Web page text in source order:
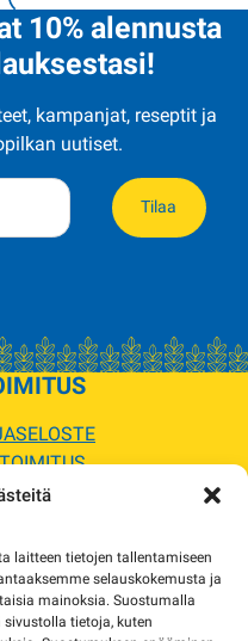
laitteen tietojen tallentamiseen
selauskokemusta ja
mainoksia. Suostumalla
tietoja, kuten
10% alennusta
kampanjat, reseptit ja
uutiset.
Tilaa